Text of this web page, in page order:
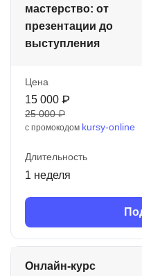
мастерство: от
презентации до
выступления
Цена
15 000 ₽
25 000 ₽
с промокодом kursy-online
Длительность
1 неделя
Онлайн-курс
Soft Skills
ДПО
Акции и промокоды
Рейтинг онлайн-школ